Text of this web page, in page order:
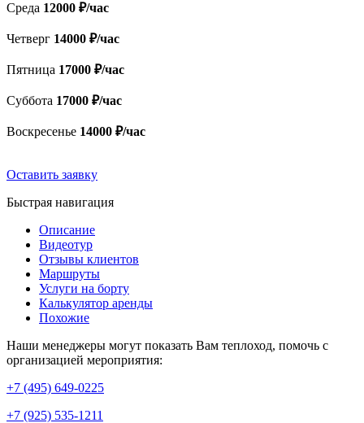
Среда 12000 ₽/час
Четверг 14000 ₽/час
Пятница 17000 ₽/час
Суббота 17000 ₽/час
Воскресенье 14000 ₽/час
Оставить заявку
Быстрая навигация
Описание
Видеотур
Отзывы клиентов
Маршруты
Услуги на борту
Калькулятор аренды
Похожие
Наши менеджеры могут показать Вам теплоход, помочь с
организацией мероприятия:
+7 (495) 649-0225
+7 (925) 535-1211